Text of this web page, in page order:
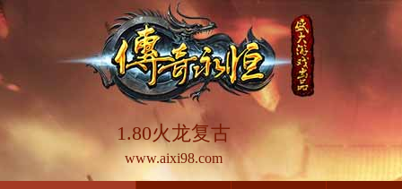
1.80火龙复古
www.aixi98.com